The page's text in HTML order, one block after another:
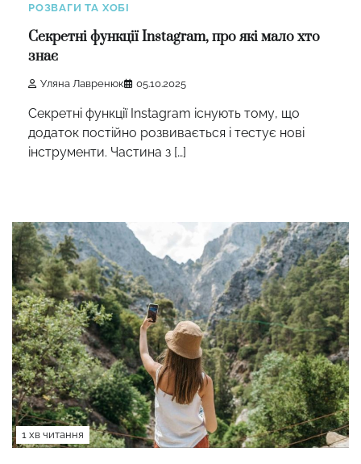
РОЗВАГИ ТА ХОБІ
Секретні функції Instagram, про які мало хто
знає
Уляна Лавренюк 05.10.2025
Секретні функції Instagram існують тому, що
додаток постійно розвивається і тестує нові
інструменти. Частина з […]
1 хв читання